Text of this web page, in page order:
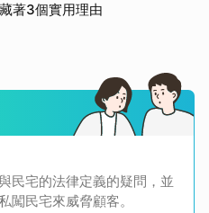
著3個實用理由
民宅的法律定義的疑問，並
闖民宅來威脅顧客。